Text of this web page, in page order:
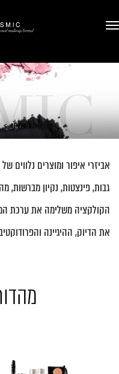
ראשי
גבות, פינצטות, נקיון מברשות,
הקולקציה משלימה את ערכת
את הדיוק, ההיגיינה
מבצע